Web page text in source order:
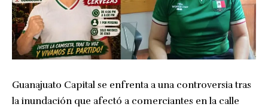
Guanajuato Capital se enfrenta a una controversia tras
la inundación que afectó a comerciantes en la calle